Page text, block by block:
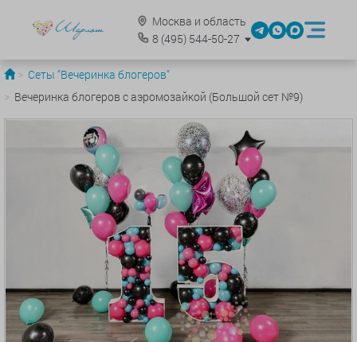
Москва и область
8 (495)544-50-27
Сеты "Вечеринка блогеров"
Вечеринка блогеров с аэромозайкой (Большой сет №9)